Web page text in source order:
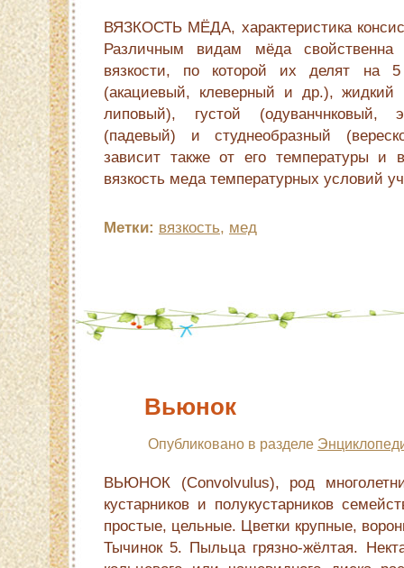
ВЯЗКОСТЬ МЁДА, характеристика
Различным видам мёда свойственна
вязкости, по которой их делят на
(акациевый, клеверный и др.), жидкий
липовый), густой (одуванчнковый,
(падевый) и студнеобразный
зависит также от его температуры и
вязкость меда температурных условий
Метки: вязкость, мед
Вьюнок
Опубликовано в разделе
ВЬЮНОК (Convolvulus), род
кустарников и полукустарников
простые, цельные. Цветки крупные,
Тычинок 5. Пыльца грязно-жёлтая.